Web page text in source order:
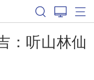
：听山林仙